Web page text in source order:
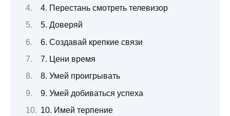
4. Перестань смотреть телевизор
5. Доверяй
6. Создавай крепкие связи
7. Цени время
8. Умей проигрывать
9. Умей добиваться успеха
10. Имей терпение